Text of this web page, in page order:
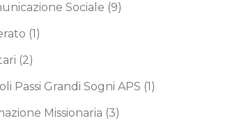
Sociale (9)
(1)
(2)
Passi Grandi Sogni APS (1)
Missionaria (3)